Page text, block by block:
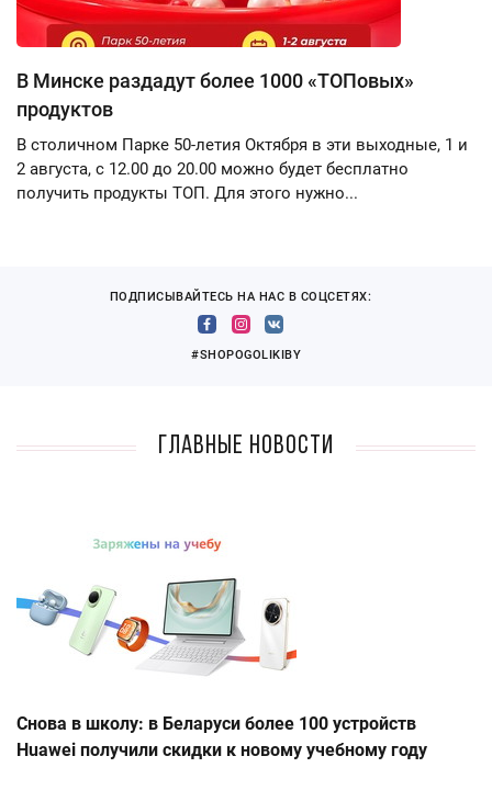
В Минске раздадут более 1000 «ТОПовых»
продуктов
В столичном Парке 50-летия Октября в эти выходные, 1 и
2 августа, с 12.00 до 20.00 можно будет бесплатно
получить продукты ТОП. Для этого нужно...
ПОДПИСЫВАЙТЕСЬ НА НАС В СОЦСЕТЯХ:
#SHOPOGOLIKIBY
Главные новости
Снова в школу: в Беларуси более 100 устройств
Huawei получили скидки к новому учебному году